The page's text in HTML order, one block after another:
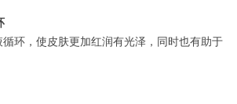
环，使皮肤更加红润有光泽，同时也有助于